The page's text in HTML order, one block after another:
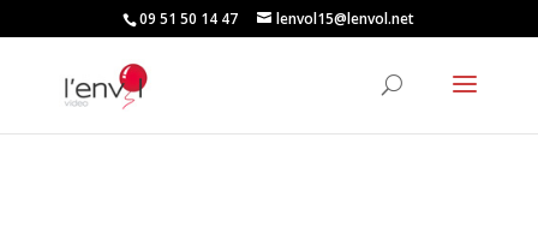
09 51 50 14 47 lenvol15@lenvol.net